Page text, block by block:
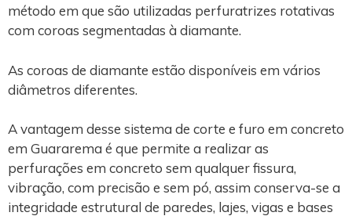
método em que são utilizadas perfuratrizes rotativas
com coroas segmentadas à diamante.
As coroas de diamante estão disponíveis em vários
diâmetros diferentes.
A vantagem desse sistema de corte e furo em concreto
em Guararema é que permite a realizar as
perfurações em concreto sem qualquer fissura,
vibração, com precisão e sem pó, assim conserva-se a
integridade estrutural de paredes, lajes, vigas e bases